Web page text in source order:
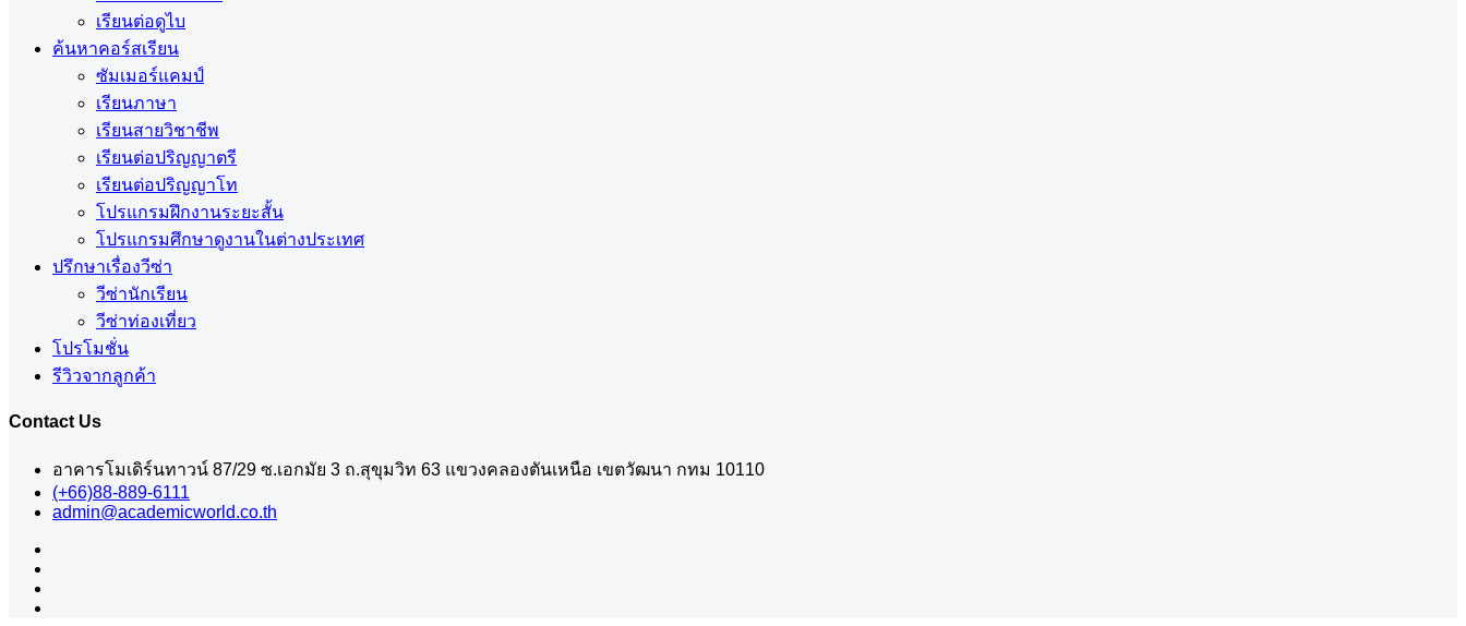
เรียนต่อดูไบ
ค้นหาคอร์สเรียน
ซัมเมอร์แคมป์
เรียนภาษา
เรียนสายวิชาชีพ
เรียนต่อปริญญาตรี
เรียนต่อปริญญาโท
โปรแกรมฝึกงานระยะสั้น
โปรแกรมศึกษาดูงานในต่างประเทศ
ปรึกษาเรื่องวีซ่า
วีซ่านักเรียน
วีซ่าท่องเที่ยว
โปรโมชั่น
รีวิวจากลูกค้า
Contact Us
อาคารโมเดิร์นทาวน์ 87/29 ซ.เอกมัย 3 ถ.สุขุมวิท 63 แขวงคลองตันเหนือ เขตวัฒนา กทม 10110
(+66)88-889-6111
admin@academicworld.co.th